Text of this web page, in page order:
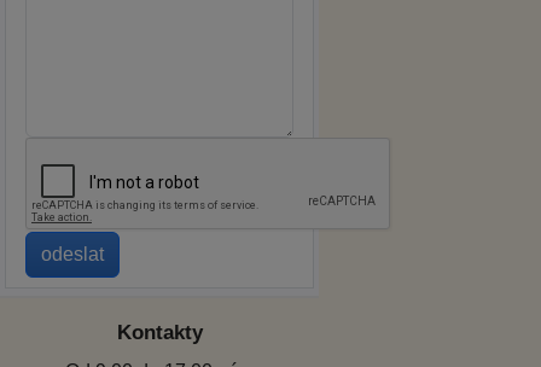
Kontakty